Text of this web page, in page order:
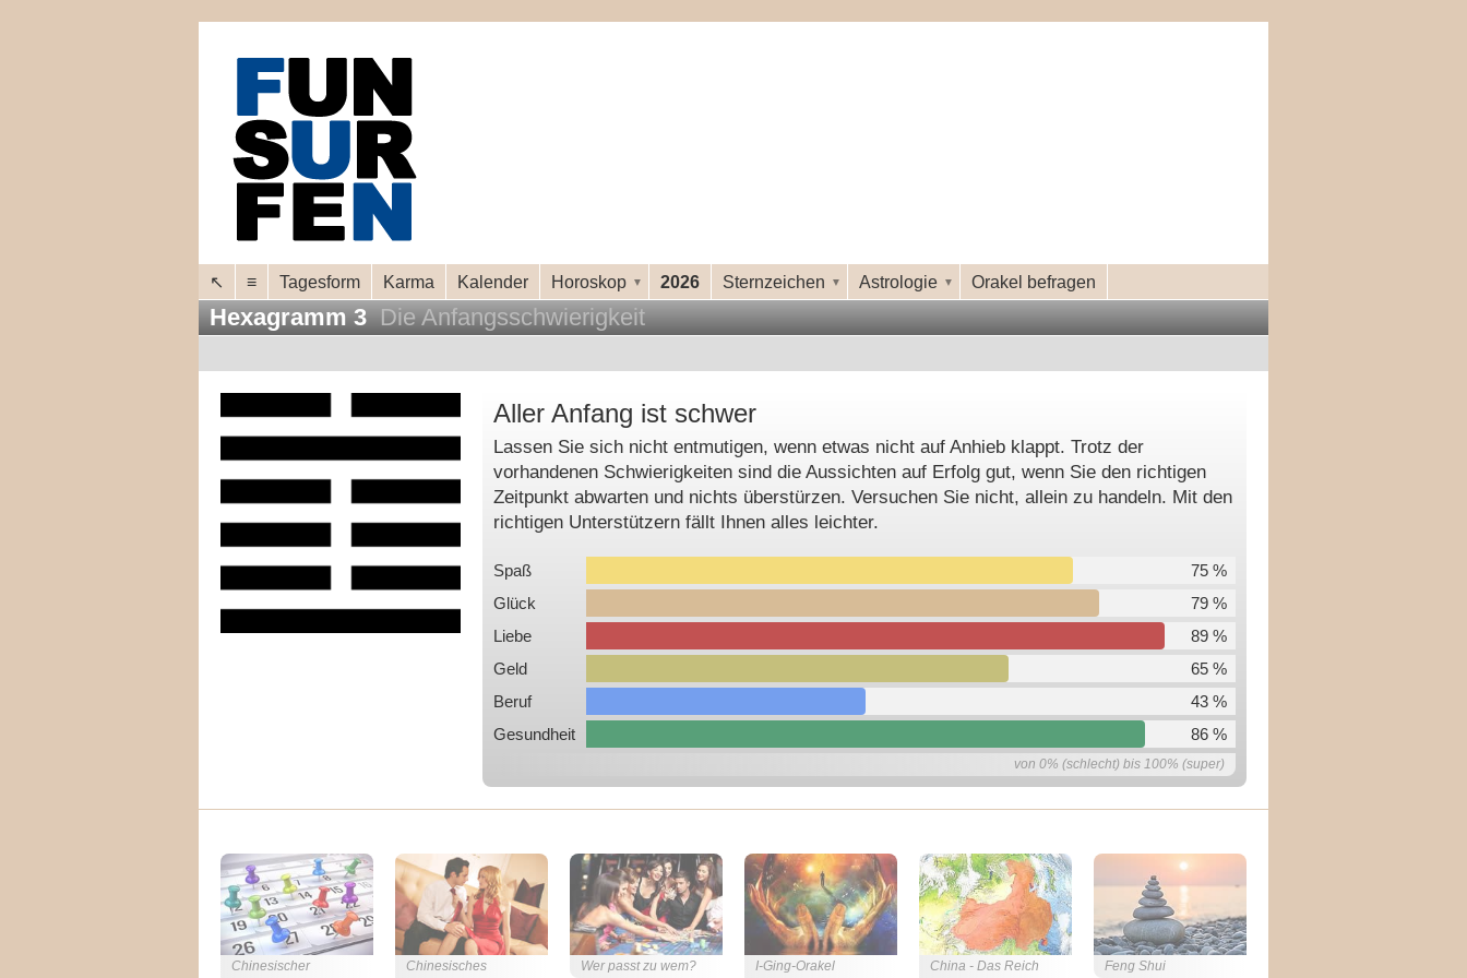
↖ ≡ Tagesform Karma Kalender Horoskop 2026 Sternzeichen Astrologie Orakel befragen
Hexagramm 3 Die Anfangsschwierigkeit
Aller Anfang ist schwer
Lassen Sie sich nicht entmutigen, wenn etwas nicht auf Anhieb klappt. Trotz der
vorhandenen Schwierigkeiten sind die Aussichten auf Erfolg gut, wenn Sie den richtigen
Zeitpunkt abwarten und nichts überstürzen. Versuchen Sie nicht, allein zu handeln. Mit den
richtigen Unterstützern fällt Ihnen alles leichter.
Spaß
75 %
Glück
79 %
Liebe
89 %
Geld
65 %
Beruf
43 %
Gesundheit
86 %
von 0% (schlecht) bis 100% (super)
Chinesischer
Chinesisches
Wer passt zu wem?
I-Ging-Orakel
China - Das Reich
Feng Shui